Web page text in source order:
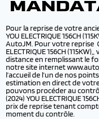
Pour la reprise de votre
YOU ELECTRIQUE 156CH
AutoJM. Pour votre reprise
ELECTRIQUE 156CH
distance en remplissant le
notre site internet
l’accueil de l’un de nos
estimation en direct de
pouvons procéder au
(2024) YOU ELECTRIQUE
prix de reprise tenant
moment du contrôle.